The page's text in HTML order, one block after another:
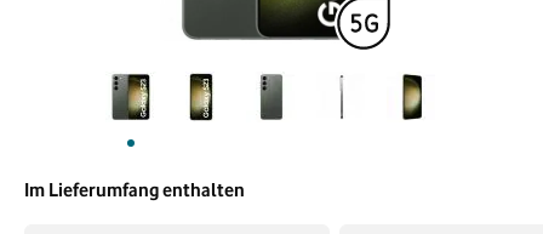
Im Lieferumfang enthalten